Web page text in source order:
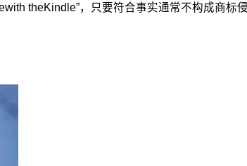
theKindle”，只要符合事实通常不构成商标